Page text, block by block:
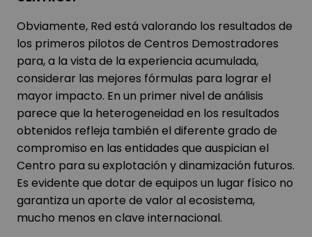
Obviamente, Red está valorando los resultados de
los primeros pilotos de Centros Demostradores
para, a la vista de la experiencia acumulada,
considerar las mejores fórmulas para lograr el
mayor impacto. En un primer nivel de análisis
parece que la heterogeneidad en los resultados
obtenidos refleja también el diferente grado de
compromiso en las entidades que auspician el
Centro para su explotación y dinamización futuros.
Es evidente que dotar de equipos un lugar físico no
garantiza un aporte de valor al ecosistema,
mucho menos en clave internacional.